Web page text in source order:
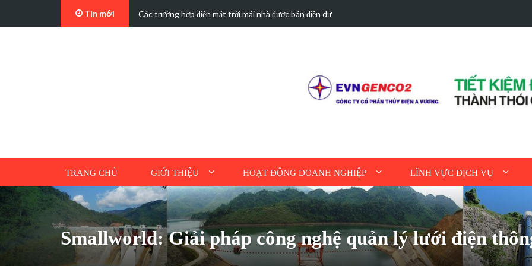
Tin mới Các trường hợp điện mặt trời mái nhà được bán điện dư
TRANG CHỦ GIỚI THIỆU HOẠT ĐỘNG DOANH NGHIỆP LĨNH VỰC DỊCH VỤ
Smallworld: Giải pháp công nghệ quản lý lưới điện